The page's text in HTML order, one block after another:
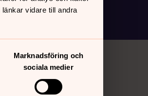
vidare till andra
Marknadsföring och
sociala medier